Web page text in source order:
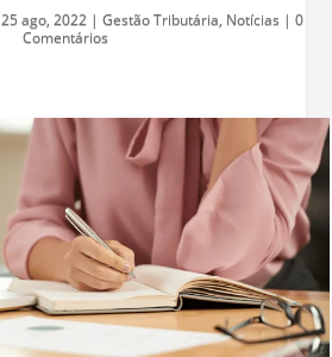
25 ago, 2022| Gestão Tributária, Notícias | 0
Comentários